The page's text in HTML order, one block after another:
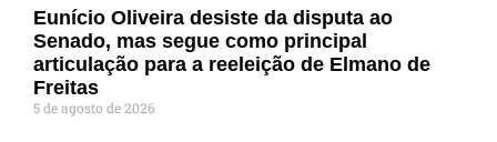
Eunício Oliveira desiste da disputa ao
Senado, mas segue como principal
articulação para a reeleição de Elmano de
Freitas
5 de agosto de 2026